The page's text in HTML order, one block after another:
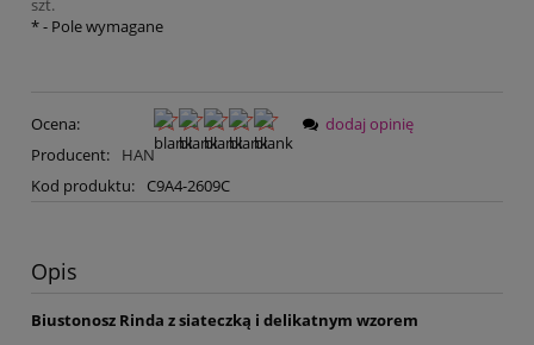
szt.
*- Pole wymagane
Ocena:
Producent:
HAN
Kod produktu:
C9A4-2609C
dodaj opinię
Opis
Biustonosz Rinda z siateczką i delikatnym wzorem